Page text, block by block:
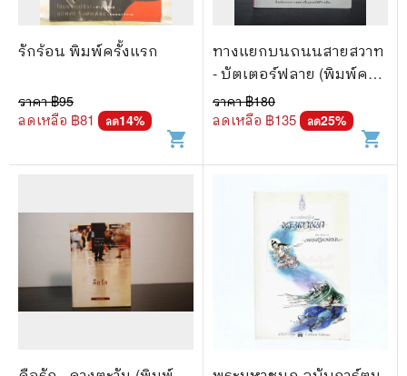
รักร้อน พิมพ์ครั้งแรก
ราคา ฿95
ลดเหลือ ฿81 ลด14%
shopping_cart
ทางแยกบนถนนสายสวาท
- บัตเตอร์ฟลาย (พิมพ์ครั้ง
แรก)
ราคา ฿180
ลดเหลือ ฿135 ลด25%
shopping_cart